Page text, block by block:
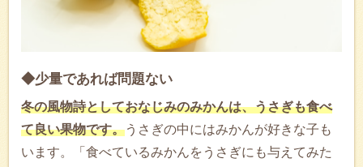
◆少量であれば問題ない
冬の風物詩としておなじみのみかんは、うさぎも食べ
て良い果物です。うさぎの中にはみかんが好きな子も
います。「食べているみかんをうさぎにも与えてみた